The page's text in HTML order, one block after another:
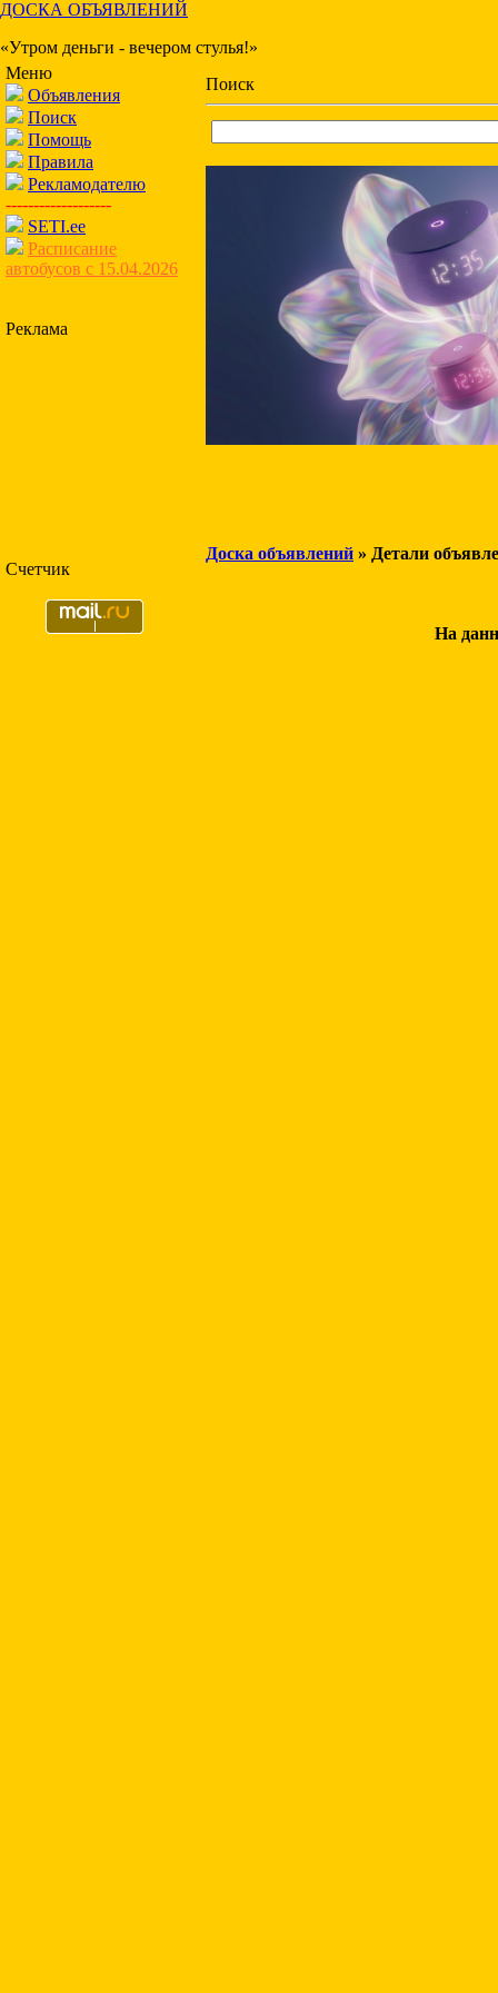
ДОСКА ОБЪЯВЛЕНИЙ
«Утром деньги - вечером стулья!»
Меню
Объявления
Поиск
Помощь
Правила
Рекламодателю
-------------------
SETI.ee
Расписание
автобусов с 15.04.2026
Реклама
Счетчик
Поиск
Доска объявлений » Детали
На